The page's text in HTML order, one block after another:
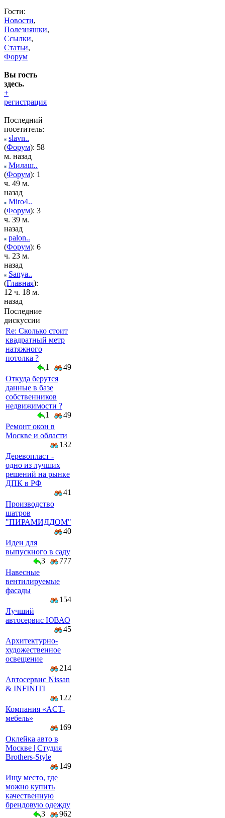
Гости:
Новости,
Полезняшки,
Ссылки,
Статьи,
Форум
Вы гость
здесь.
+
регистрация
Последний
посетитель:
slavn..
(Форум): 58
м. назад
Милаш..
(Форум): 1
ч. 49 м.
назад
Miro4..
(Форум): 3
ч. 39 м.
назад
palon..
(Форум): 6
ч. 23 м.
назад
Sanya..
(Главная):
12 ч. 18 м.
назад
Последние
дискуссии
Re: Сколько стоит
квадратный метр
натяжного
потолка ?
1
49
Откуда берутся
данные в базе
собственников
недвижимости ?
1
49
Ремонт окон в
Москве и области
132
Деревопласт -
одно из лучших
решений на рынке
ДПК в РФ
41
Производство
шатров
"ПИРАМИДДОМ"
40
Идеи для
выпускного в саду
3
777
Навесные
вентилируемые
фасады
154
Лучший
автосервис ЮВАО
45
Архитектурно-
художественное
освещение
214
Автосервис Nissan
& INFINITI
122
Компaния «AСT-
мeбeль»
169
Оклейка авто в
Москве | Студия
Brothers-Style
149
Ищу место, где
можно купить
качественную
брендовую одежду
3
962